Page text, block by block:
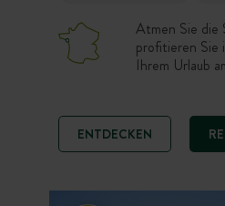
Atmen Sie die
profitieren Sie
Ihrem Urlaub
des Strandes
eine ideale
ENTDECKEN